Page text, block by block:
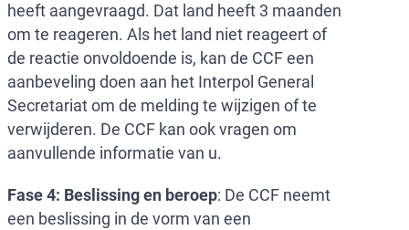
heeft aangevraagd. Dat land heeft 3 maanden
om te reageren. Als het land niet reageert of
de reactie onvoldoende is, kan de CCF een
aanbeveling doen aan het Interpol General
Secretariat om de melding te wijzigen of te
verwijderen. De CCF kan ook vragen om
aanvullende informatie van u.
Fase 4: Beslissing en beroep: De CCF neemt
een beslissing in de vorm van een